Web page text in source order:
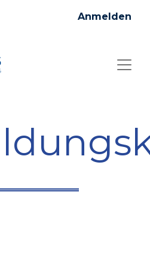
Anmelden